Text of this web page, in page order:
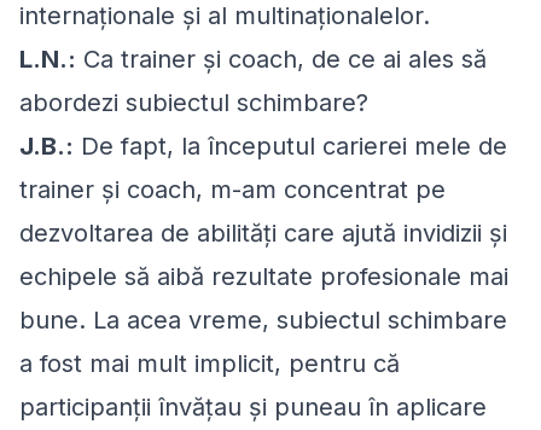
internaționale și al multinaționalelor.
L.N.: Ca trainer și coach, de ce ai ales să
abordezi subiectul schimbare?
J.B.: De fapt, la începutul carierei mele de
trainer și coach, m-am concentrat pe
dezvoltarea de abilități care ajută invidizii și
echipele să aibă rezultate profesionale mai
bune. La acea vreme, subiectul schimbare
a fost mai mult implicit, pentru că
participanții învățau și puneau în aplicare